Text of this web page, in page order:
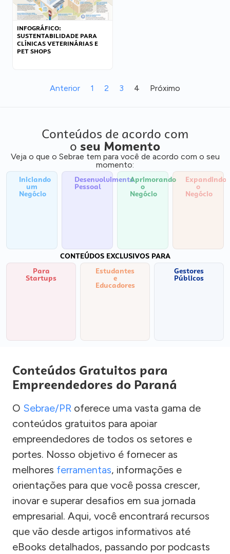
INFOGRÁFICO:
SUSTENTABILIDADE PARA
CLÍNICAS VETERINÁRIAS E
PET SHOPS
Anterior 1 2 3 4 Próximo
Conteúdos de acordo com
o seu Momento
Veja o que o Sebrae tem para você de acordo com o seu
momento:
Iniciando
um
Negócio
Desenvolvimento
Pessoal
Aprimorando
o
Negócio
Expandindo
o
Negócio
CONTEÚDOS EXCLUSIVOS PARA
Para
Startups
Estudantes
e
Educadores
Gestores
Públicos
Conteúdos Gratuitos para
Empreendedores do Paraná
O Sebrae/PR oferece uma vasta gama de
conteúdos gratuitos para apoiar
empreendedores de todos os setores e
portes. Nosso objetivo é fornecer as
melhores ferramentas, informações e
orientações para que você possa crescer,
inovar e superar desafios em sua jornada
empresarial. Aqui, você encontrará recursos
que vão desde artigos informativos até
eBooks detalhados, passando por podcasts